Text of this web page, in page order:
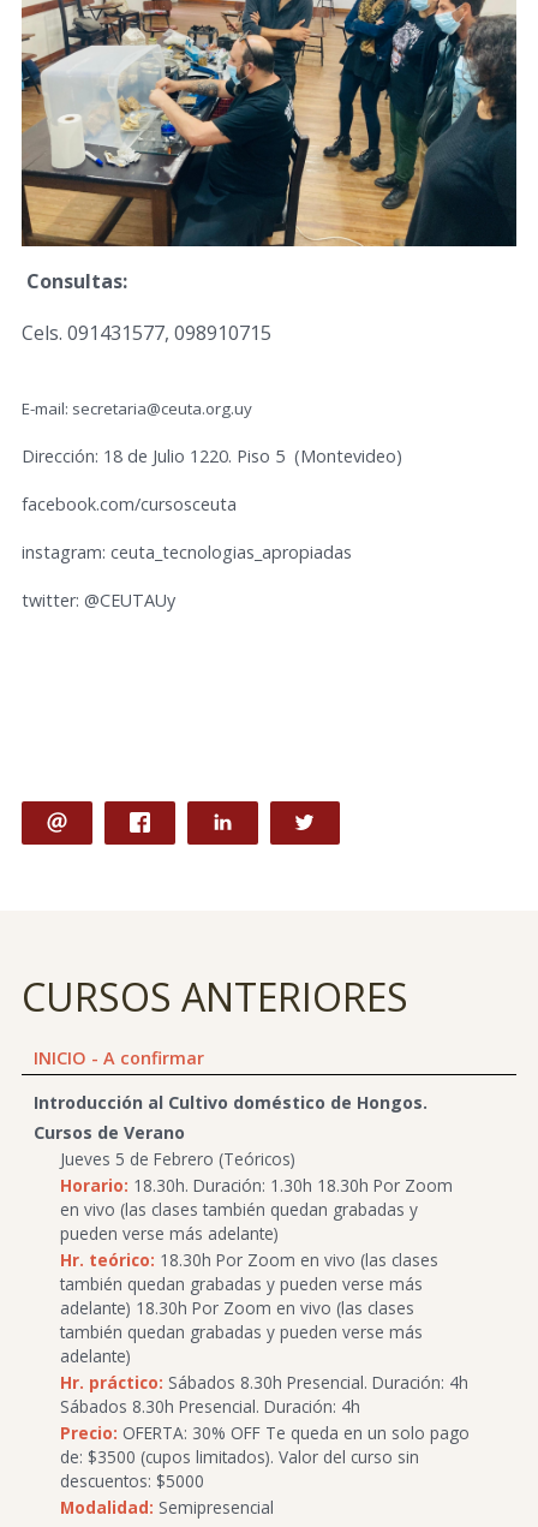
Consultas:
Cels. 091431577, 098910715
E-mail: secretaria@ceuta.org.uy
Dirección: 18 de Julio 1220. Piso 5 (Montevideo)
facebook.com/cursosceuta
instagram: ceuta_tecnologias_apropiadas
twitter: @CEUTAUy
CURSOS ANTERIORES
INICIO - A confirmar
Introducción al Cultivo doméstico de Hongos.
Cursos de Verano
Jueves 5 de Febrero (Teóricos)
Horario: 18.30h. Duración: 1.30h 18.30h Por Zoom
en vivo (las clases también quedan grabadas y
pueden verse más adelante)
Hr. teórico: 18.30h Por Zoom en vivo (las clases
también quedan grabadas y pueden verse más
adelante) 18.30h Por Zoom en vivo (las clases
también quedan grabadas y pueden verse más
adelante)
Hr. práctico: Sábados 8.30h Presencial. Duración: 4h
Sábados 8.30h Presencial. Duración: 4h
Precio: OFERTA: 30% OFF Te queda en un solo pago
de: $3500 (cupos limitados). Valor del curso sin
descuentos: $5000
Modalidad: Semipresencial